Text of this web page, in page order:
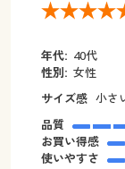
年代: 40代
性別: 女性
サイズ感 小さ
品質
お買い得感
使いやすさ